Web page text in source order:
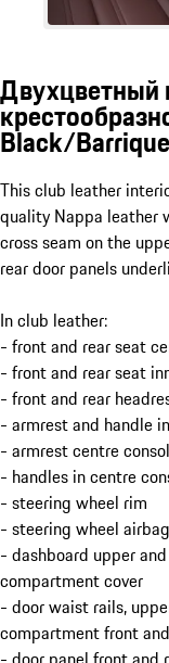
Двухцветный
Black/Barrique
This club leather
quality Nappa leather
cross seam on the
rear door panels
In club leather:
- front and rear seat
- front and rear seat
- front and rear
- armrest and handle
- armrest centre
- handles in centre
- steering wheel rim
- steering wheel
- dashboard upper
compartment cover
- door waist rails,
compartment front